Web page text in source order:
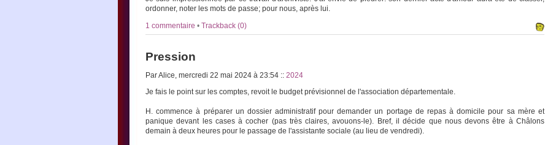
ordonner, noter les mots de passe; pour nous, après lui.
1 commentaire • Trackback (0)
Pression
Par Alice, mercredi 22 mai 2024 à 23:54 :: 2024
Je fais le point sur les comptes, revoit le budget prévisionnel de l'association départementale.
H. commence à préparer un dossier administratif pour demander un portage de repas à domicile pour sa mère et
panique devant les cases à cocher (pas très claires, avouons-le). Bref, il décide que nous devons être à Châlons
demain à deux heures pour le passage de l'assistante sociale (au lieu de vendredi).